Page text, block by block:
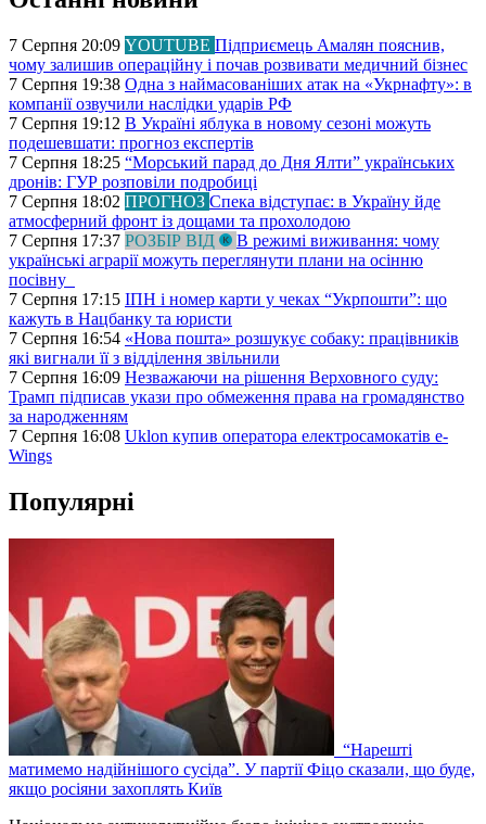
7 Серпня 20:09 YOUTUBE Підприємець Амалян пояснив,
чому залишив операційну і почав розвивати медичний бізнес
7 Серпня 19:38 Одна з наймасованіших атак на «Укрнафту»: в
компанії озвучили наслідки ударів РФ
7 Серпня 19:12 В Україні яблука в новому сезоні можуть
подешевшати: прогноз експертів
7 Серпня 18:25 “Морський парад до Дня Ялти” українських
дронів: ГУР розповіли подробиці
7 Серпня 18:02 ПРОГНОЗ Спека відступає: в Україну йде
атмосферний фронт із дощами та прохолодою
7 Серпня 17:37 РОЗБІР ВІД
В режимі виживання: чому
українські аграрії можуть переглянути плани на осінню
посівну
7 Серпня 17:15 ІПН і номер карти у чеках “Укрпошти”: що
кажуть в Нацбанку та юристи
7 Серпня 16:54 «Нова пошта» розшукує собаку: працівників
які вигнали її з відділення звільнили
7 Серпня 16:09 Незважаючи на рішення Верховного суду:
Трамп підписав укази про обмеження права на громадянство
за народженням
7 Серпня 16:08 Uklon купив оператора електросамокатів e-
Wings
Популярні
“Нарешті
матимемо надійнішого сусіда”. У партії Фіцо сказали, що буде,
якщо росіяни захоплять Київ